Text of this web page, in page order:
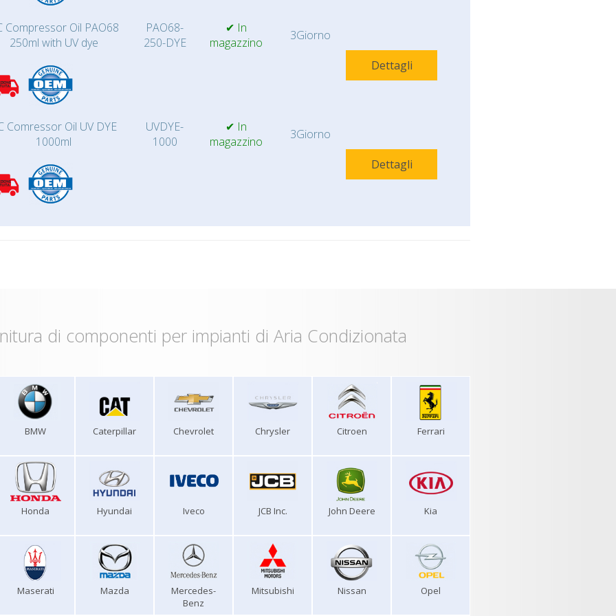
Compressor Oil PAO68
250ml with UV dye
PAO68-
250-DYE
✔ In
magazzino
3Giorno
Dettagli
Comressor Oil UV DYE
1000ml
UVDYE-
1000
✔ In
magazzino
3Giorno
Dettagli
di componenti per impianti di Aria Condizionata
BMW Caterpillar Chevrolet Chrysler Citroen Ferrari
Honda Hyundai Iveco JCB Inc. John Deere Kia
Maserati Mazda
Mercedes-
Benz
Mitsubishi Nissan Opel